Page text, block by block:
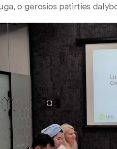
o gerosios patirties